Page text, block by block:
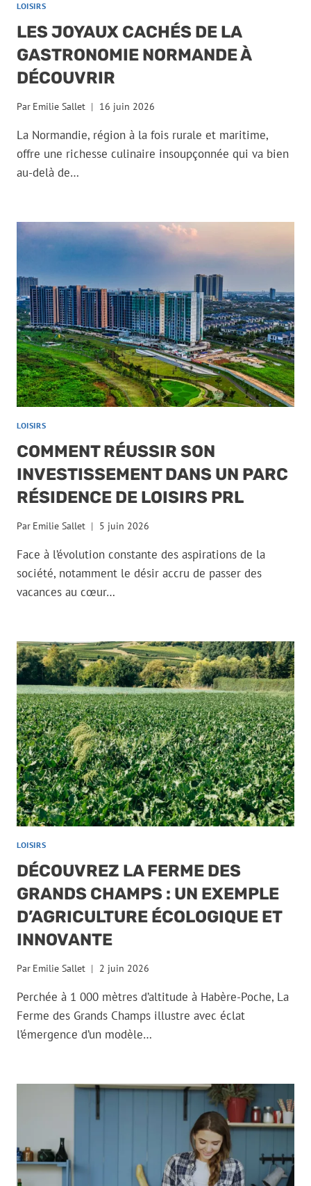
LOISIRS
LES JOYAUX CACHÉS DE LA
GASTRONOMIE NORMANDE À
DÉCOUVRIR
Par Emilie Sallet 16 juin 2026
La Normandie, région à la fois rurale et maritime,
offre une richesse culinaire insoupçonnée qui va bien
au-delà de…
LOISIRS
COMMENT RÉUSSIR SON
INVESTISSEMENT DANS UN PARC
RÉSIDENCE DE LOISIRS PRL
Par Emilie Sallet 5 juin 2026
Face à l’évolution constante des aspirations de la
société, notamment le désir accru de passer des
vacances au cœur…
LOISIRS
DÉCOUVREZ LA FERME DES
GRANDS CHAMPS : UN EXEMPLE
D’AGRICULTURE ÉCOLOGIQUE ET
INNOVANTE
Par Emilie Sallet 2 juin 2026
Perchée à 1 000 mètres d’altitude à Habère-Poche, La
Ferme des Grands Champs illustre avec éclat
l’émergence d’un modèle…